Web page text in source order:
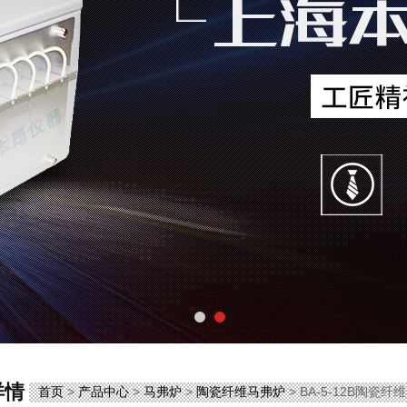
情 首页>产品中心>马弗炉>陶瓷纤维马弗炉> BA-5-12B陶瓷纤